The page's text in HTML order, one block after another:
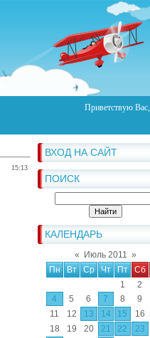
Приветствую Вас,
ВХОД НА САЙТ
ПОИСК
КАЛЕНДАРЬ
« Июль 2011 »
Пн
Вт Ср Чт Пт Сб
1
2
4
5 6 7 8 9
11
12 13 14 15 16
18
19 20 21 22 23
15:13